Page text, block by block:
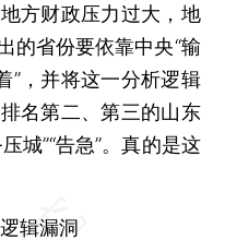
方财政压力过大，地
的省份要依靠中央“输
”，并将这一分析逻辑
名第二、第三的山东
城”“告急”。真的是这
辑漏洞